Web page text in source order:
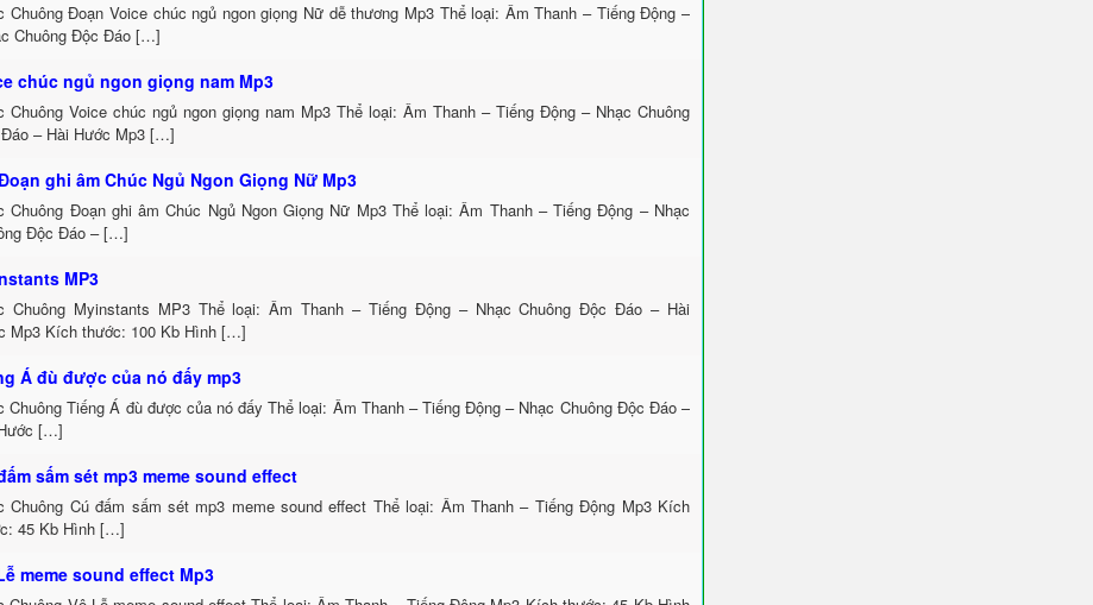
Chuông Đoạn Voice chúc ngủ ngon giọng Nữ dễ thương Mp3 Thể loại: Âm Thanh – Tiếng Động –
Chuông Độc Đáo […]
chúc ngủ ngon giọng nam Mp3
Chuông Voice chúc ngủ ngon giọng nam Mp3 Thể loại: Âm Thanh – Tiếng Động – Nhạc Chuông
– Hài Hước Mp3 […]
ghi âm Chúc Ngủ Ngon Giọng Nữ Mp3
Chuông Đoạn ghi âm Chúc Ngủ Ngon Giọng Nữ Mp3 Thể loại: Âm Thanh – Tiếng Động – Nhạc
Độc Đáo – […]
MP3
Chuông Myinstants MP3 Thể loại: Âm Thanh – Tiếng Động – Nhạc Chuông Độc Đáo – Hài
Mp3 Kích thước: 100 Kb Hình […]
Á đù được của nó đấy mp3
Chuông Tiếng Á đù được của nó đấy Thể loại: Âm Thanh – Tiếng Động – Nhạc Chuông Độc Đáo –
[…]
sấm sét mp3 meme sound effect
Chuông Cú đấm sấm sét mp3 meme sound effect Thể loại: Âm Thanh – Tiếng Động Mp3 Kích
45 Kb Hình […]
meme sound effect Mp3